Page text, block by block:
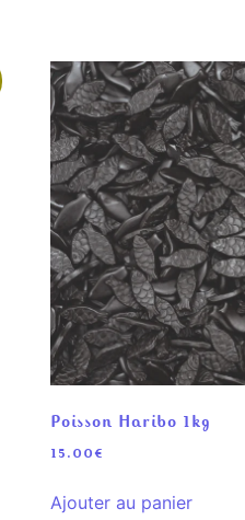
Poisson Haribo 1kg
15.00€
Ajouter au panier